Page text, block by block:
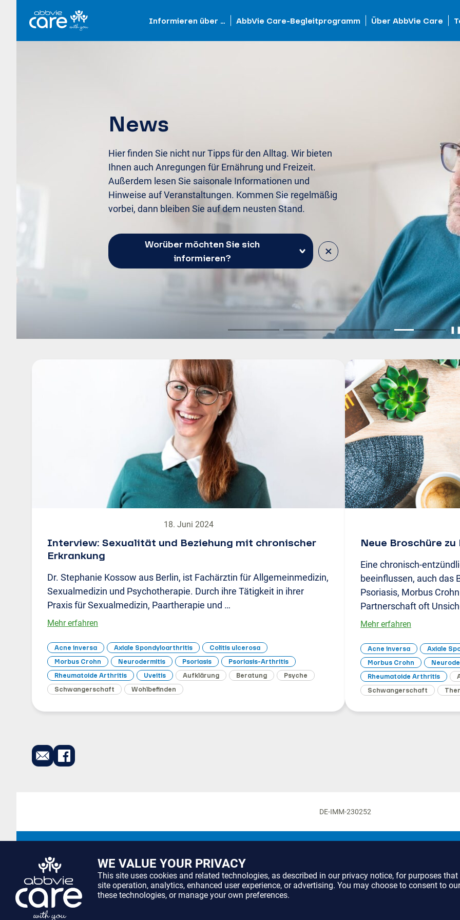
Informieren über … AbbVie Care-Begleitprogramm Über AbbVie Care
News
Hier finden Sie nicht nur Tipps für den Alltag. Wir bieten
Ihnen auch Anregungen für Ernährung und Freizeit.
Außerdem lesen Sie saisonale Informationen und
Hinweise auf Veranstaltungen. Kommen Sie regelmäßig
vorbei, dann bleiben Sie auf dem neusten Stand.
Worüber möchten Sie sich
informieren?
×
18. Juni 2024
Interview: Sexualität und Beziehung mit chronischer
Erkrankung
Dr. Stephanie Kossow aus Berlin, ist Fachärztin für Allgemeinmedizin,
Sexualmedizin und Psychotherapie. Durch ihre Tätigkeit in ihrer
Praxis für Sexualmedizin, Paartherapie und …
Mehr erfahren
Acne inversa Axiale Spondyloarthritis
Colitis ulcerosa
Morbus Crohn
Neurodermitis Psoriasis
Psoriasis-Arthritis
Rheumatoide Arthritis
Uveitis Aufklärung Beratung
Psyche
Schwangerschaft
Wohlbefinden
Neue Broschüre
Eine chronisch-
beeinflussen, auch das
Psoriasis, Morbus
Partnerschaft oft
Mehr erfahren
Acne inversa
Axiale
Morbus Crohn
Rheumatoide Arthritis
Schwangerschaft
DE-IMM-230252
WE VALUE YOUR PRIVACY
This site uses cookies and related technologies, as described in our privacy notice, for purposes
site operation, analytics, enhanced user experience, or advertising. You may choose to consent to
these technologies, or manage your own preferences.